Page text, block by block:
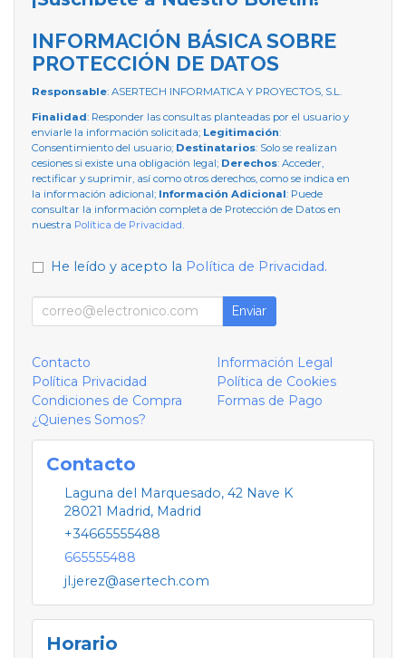
INFORMACIÓN BÁSICA SOBRE
PROTECCIÓN DE DATOS
Responsable: ASERTECH INFORMATICA Y PROYECTOS, S.L.
Finalidad: Responder las consultas planteadas por el usuario y
enviarle la información solicitada; Legitimación:
Consentimiento del usuario; Destinatarios: Solo se realizan
cesiones si existe una obligación legal; Derechos: Acceder,
rectificar y suprimir, así como otros derechos, como se indica en
la información adicional; Información Adicional: Puede
consultar la información completa de Protección de Datos en
nuestra Política de Privacidad
He leído y acepto la Política de Privacidad.
Enviar
Contacto
Información Legal
Política Privacidad
Política de Cookies
Condiciones de Compra
Formas de Pago
¿Quienes Somos?
Contacto
Laguna del Marquesado, 42 Nave K
28021 Madrid, Madrid
+34665555488
665555488
jl.jerez@asertech.com
Horario